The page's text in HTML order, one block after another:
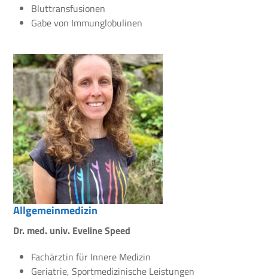
Bluttransfusionen
Gabe von Immunglobulinen
Allgemeinmedizin
Dr. med. univ. Eveline Speed
Fachärztin für Innere Medizin
Geriatrie, Sportmedizinische Leistungen